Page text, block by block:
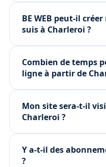
BE WEB peut-il
suis à Charleroi ?
Combien de temps
ligne à partir de
Mon site sera-t-il
Charleroi ?
Y a-t-il des
?